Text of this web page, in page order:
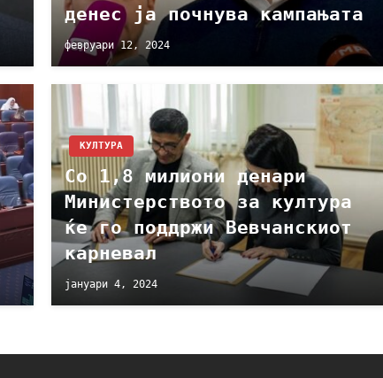
денес ја почнува кампањата
февруари 12, 2024
КУЛТУРА
Со 1,8 милиони денари
Министерството за култура
ќе го поддржи Вевчанскиот
карневал
јануари 4, 2024